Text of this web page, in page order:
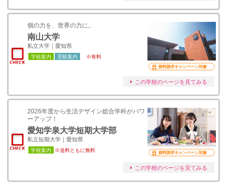
個の力を、世界の力に。
南山大学
私立大学｜愛知県
学校案内 受験案内 ※有料
資料請求キャンペーン対象
この学校のページを見てみる
2026年度から生活デザイン総合学科がパワ
ーアップ！
愛知学泉大学短期大学部
私立短期大学｜愛知県
学校案内 ※送料ともに無料 資料請求キャンペーン対象
この学校のページを見てみる